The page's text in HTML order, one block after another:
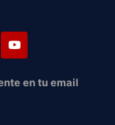
en tu email